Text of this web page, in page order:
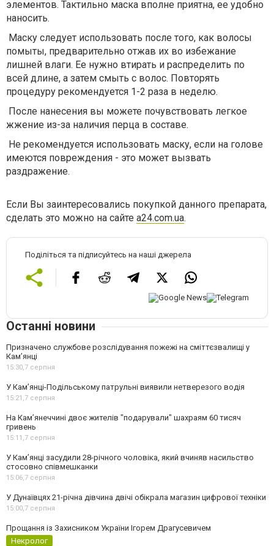
элементов. Тактильно маска вполне приятна, ее удобно
наносить.
Маску следует использовать после того, как волосы
помыты, предварительно отжав их во избежание
лишней влаги. Ее нужно втирать и распределить по
всей длине, а затем смыть с волос. Повторять
процедуру рекомендуется 1-2 раза в неделю.
После нанесения вы можете почувствовать легкое
жжение из-за наличия перца в составе.
Не рекомендуется использовать маску, если на голове
имеются повреждения - это может вызвать
раздражение.
Если Вы заинтересовались покупкой данного препарата,
сделать это можно на сайте a24.com.ua.
Поділіться та підписуйтесь на наші джерела
Останні новини
Призначено службове розслідування пожежі на сміттєзвалищі у
Кам’янці
15:30,7 серпня
У Кам’янці-Подільському патрульні виявили нетверезого водія
15:21,7 серпня
На Камʼянеччині двоє жителів "подарували" шахраям 60 тисяч
гривень
15:11,7 серпня
У Камʼянці засудили 28-річного чоловіка, який вчиняв насильство
стосовно співмешканки
15:06,7 серпня
У Дунаївцях 21-річна дівчина двічі обікрала магазин цифрової техніки
15:00,7 серпня
Прощання із Захисником України Ігорем Драгусевичем
Некролог